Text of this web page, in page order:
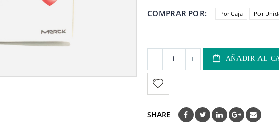
COMPRAR POR Por Caja Por
AÑADIR AL
SHARE